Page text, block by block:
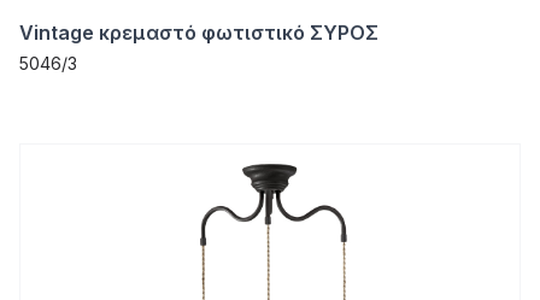
Vintage κρεμαστό φωτιστικό ΣΥΡΟΣ
5046/3